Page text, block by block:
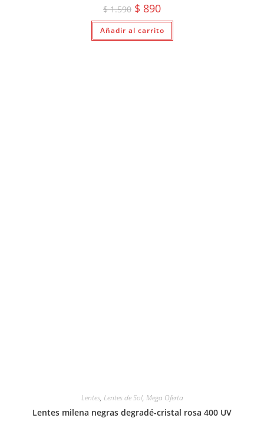
$1.590 El
precio
original
era:
$ 1.590.
$ 890El
actual
es:
$ 890.
Añadir al carrito
Lentes, Lentes de Sol, Mega Oferta
Lentes milena negras degradé-cristal rosa 400 UV